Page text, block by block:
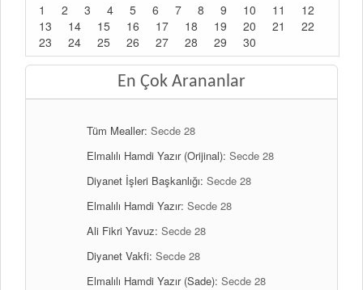
1 2 3 4 5 6 7 8 9 10 11
12
13
14 15 16 17 18 19 20 21
22
23
24 25 26 27 28 29 30
En Çok Arananlar
Tüm Mealler: Secde 28
Elmalılı Hamdi Yazır (Orijinal): Secde 28
Diyanet İşleri Başkanlığı: Secde 28
Elmalılı Hamdi Yazır: Secde 28
Ali Fikri Yavuz: Secde 28
Diyanet Vakfi: Secde 28
Elmalılı Hamdi Yazır (Sade): Secde 28